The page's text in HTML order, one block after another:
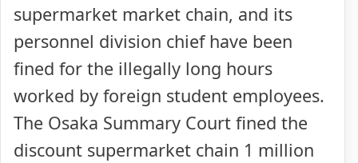
supermarket market chain, and its
personnel division chief have been
fined for the illegally long hours
worked by foreign student employees.
The Osaka Summary Court fined the
discount supermarket chain 1 million